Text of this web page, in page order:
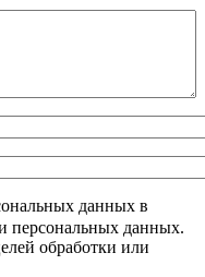
данных в
персональных данных.
обработки или